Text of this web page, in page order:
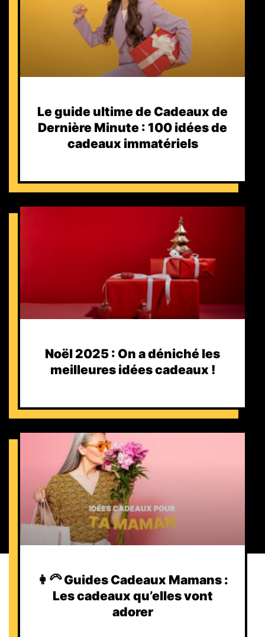
Le guide ultime de Cadeaux de
Dernière Minute : 100 idées de
cadeaux immatériels
Noël 2025 : On a déniché les
meilleures idées cadeaux !
👩‍🦳 Guides Cadeaux Mamans :
Les cadeaux qu’elles vont
adorer